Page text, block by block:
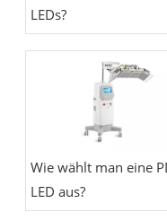
LEDs?
Wie wählt man eine
LED aus?